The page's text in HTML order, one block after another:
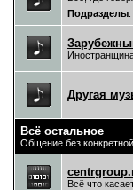
Подразделы:
Другая
Всё остальное
Общение без
Всё что